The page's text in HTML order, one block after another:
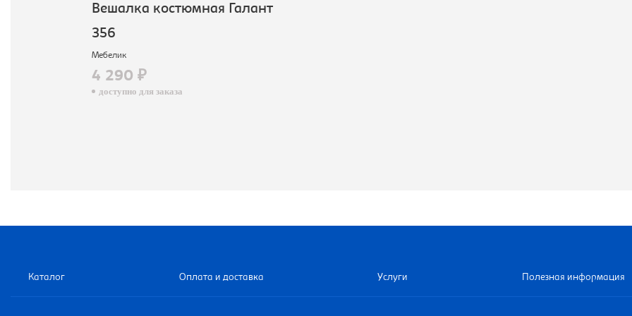
Вешалка костюмная Галант
356
Мебелик
4 290 ₽
доступно для заказа
Каталог Оплата и доставка Услуги Полезная информация